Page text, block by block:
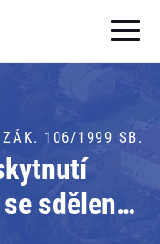
ZÁK. 106/1999 SB.
sdělení